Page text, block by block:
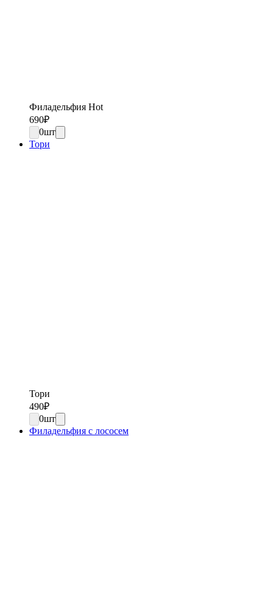
Филадельфия Hot
690₽
0шт
Тори
Тори
490₽
0шт
Филадельфия с лососем